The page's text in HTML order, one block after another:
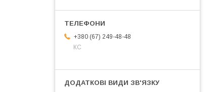
+380 (67) 249-48-48
КС